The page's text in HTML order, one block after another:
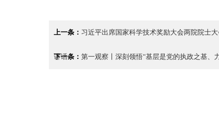
上一条： 习近平出席国家科学技术奖励大会两院院士
讲话
下一条： 第一观察丨深刻领悟“基层是党的执政之基、